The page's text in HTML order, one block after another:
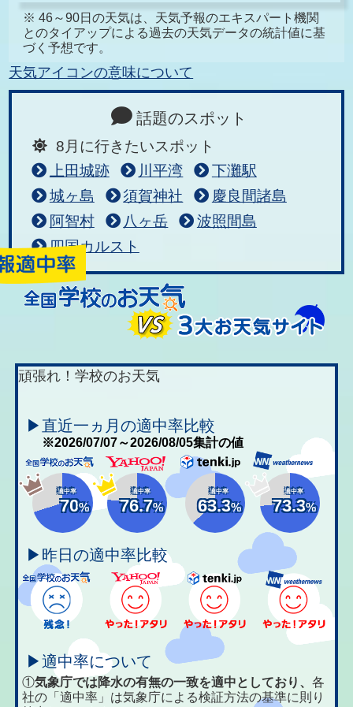
※ 46～90日の天気は、天気予報のエキスパート機関
とのタイアップによる過去の天気データの統計値に基
づく予想です。
天気アイコンの意味について
話題のスポット
8月に行きたいスポット
上田城跡
川平湾
下灘駅
城ヶ島
須賀神社
慶良間諸島
阿智村
八ヶ岳
波照間島
四国カルスト
頑張れ！学校のお天気
▶直近一ヵ月の適中率比較
※2026/07/07～2026/08/05集計の値
適中率
70%
適中率
76.7%
適中率
63.3%
適中率
73.3%
▶昨日の適中率比較
▶適中率について
①気象庁では降水の有無の一致を適中としており、各
社の「適中率」は気象庁による検証方法の基準に則り